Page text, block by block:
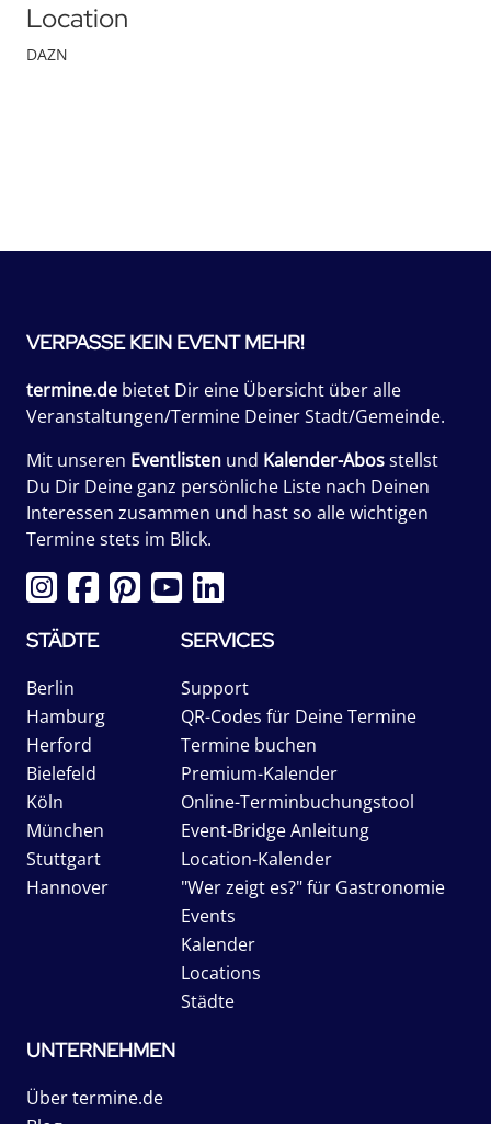
Location
DAZN
VERPASSE KEIN EVENT MEHR!
termine.de bietet Dir eine Übersicht über alle
Veranstaltungen/Termine Deiner Stadt/Gemeinde.
Mit unseren Eventlisten und Kalender-Abosstellst
Du Dir Deine ganz persönliche Liste nach Deinen
Interessen zusammen und hast so alle wichtigen
Termine stets im Blick.
STÄDTE
Berlin
Hamburg
Herford
Bielefeld
Köln
München
Stuttgart
Hannover
SERVICES
Support
QR-Codes für Deine Termine
Termine buchen
Premium-Kalender
Online-Terminbuchungstool
Event-Bridge Anleitung
Location-Kalender
"Wer zeigt es?" für Gastronomie
Events
Kalender
Locations
Städte
UNTERNEHMEN
Über termine.de